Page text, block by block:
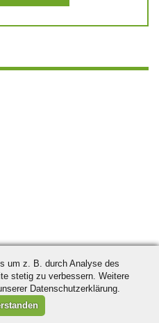
um z. B. durch Analyse des
stetig zu verbessern. Weitere
Datenschutzerklärung.